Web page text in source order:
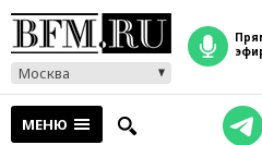
Москва
прямой
МЕНЮ